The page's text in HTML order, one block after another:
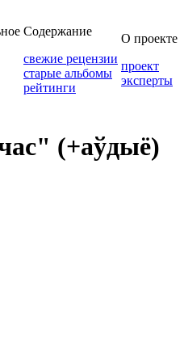
Содержание
свежие рецензии
старые альбомы
рейтинги
О проекте
проект
эксперты
(+аўдыё)